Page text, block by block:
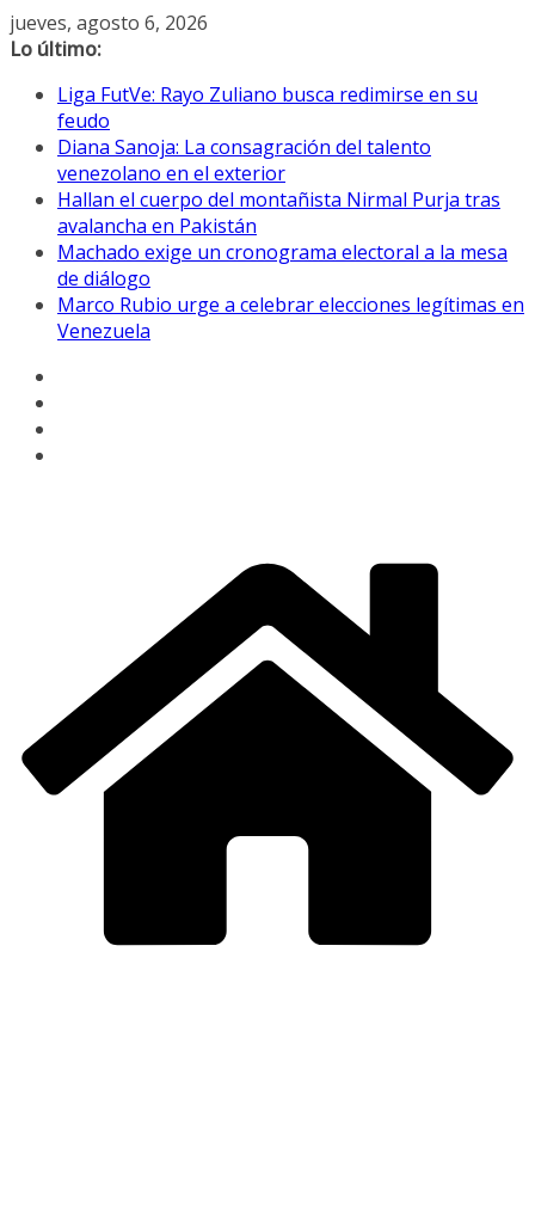
Saltar
al
jueves, agosto 6, 2026
Lo último:
Liga FutVe: Rayo Zuliano busca redimirse en su
feudo
Diana Sanoja: La consagración del talento
venezolano en el exterior
Hallan el cuerpo del montañista Nirmal Purja tras
avalancha en Pakistán
Machado exige un cronograma electoral a la mesa
de diálogo
Marco Rubio urge a celebrar elecciones legítimas en
Venezuela